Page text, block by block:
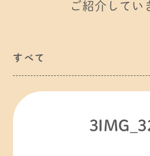
ご紹介してい
イベント・行事
その他
すべて